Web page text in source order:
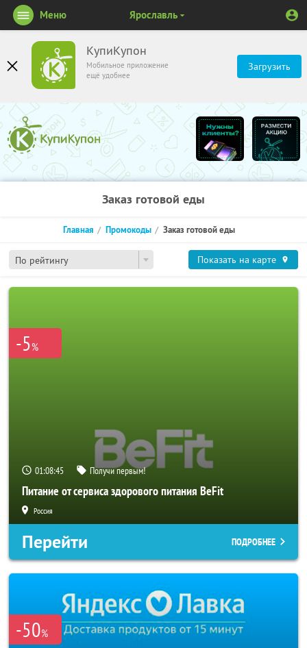
КупиКупон
Мобильное приложение
ещё удобнее
Загрузить
Меню Ярославль
Заказ готовой еды
По рейтингу
Главная Промокоды Заказ готовой еды
Показать на карте
-5%
01:08:44 Получи первым!
Питание от сервиса здорового питания BeFit
Россия
Перейти ПОДРОБНЕЕ
-50%